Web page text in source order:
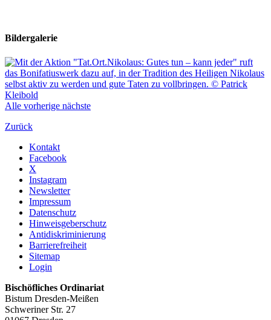
Bildergalerie
Alle vorherige nächste
Zurück
Kontakt
Facebook
X
Instagram
Newsletter
Impressum
Datenschutz
Hinweisgeberschutz
Antidiskriminierung
Barrierefreiheit
Sitemap
Login
Bischöfliches Ordinariat
Bistum Dresden-Meißen
Schweriner Str. 27